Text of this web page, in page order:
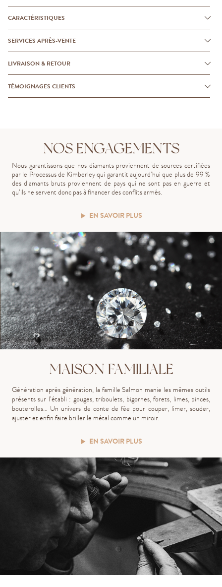
CARACTÉRISTIQUES
SERVICES APRÈS-VENTE
LIVRAISON & RETOUR
TÉMOIGNAGES CLIENTS
NOS ENGAGEMENTS
Nous garantissons que nos diamants proviennent de sources certifiées
par le Processus de Kimberley qui garantit aujourd’hui que plus de 99 %
des diamants bruts proviennent de pays qui ne sont pas en guerre et
qu’ils ne servent donc pas à financer des conflits armés.
EN SAVOIR PLUS
MAISON FAMILIALE
Génération aprèsgénération, la famille Salmon manie les mêmes outils
présents sur l’établi : gouges, triboulets, bigornes, forets, limes, pinces,
bouterolles… Un univers de conte de fée pour couper, limer, souder,
ajuster et enfin faire briller le métal comme un miroir.
EN SAVOIR PLUS